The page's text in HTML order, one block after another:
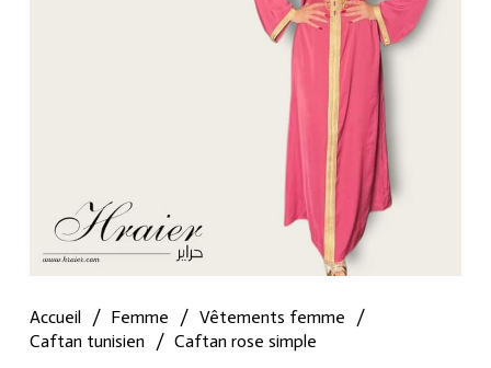
Accueil / Femme / Vêtements femme
/
Caftan tunisien
/ Caftan rose simple